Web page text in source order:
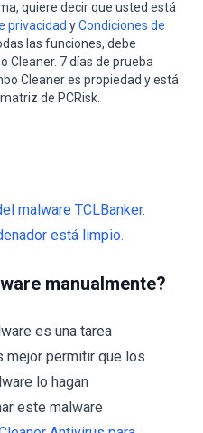
quiere decir que usted está
privacidad yCondiciones de
las funciones, debe
Cleaner. 7 días de prueba
Cleaner es propiedad y está
de PCRisk.
malware TCLBanker.
está limpio.
manualmente?
es una tarea
mejor permitir que los
lo hagan
este malware